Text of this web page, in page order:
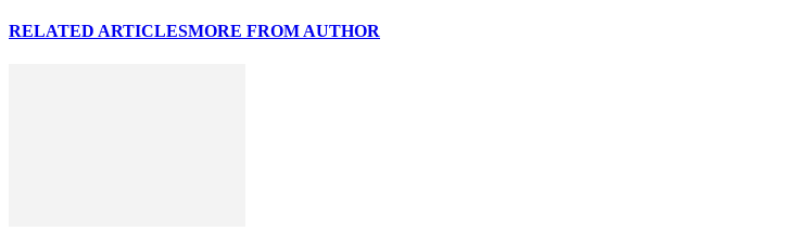
RELATED ARTICLESMORE FROM AUTHOR